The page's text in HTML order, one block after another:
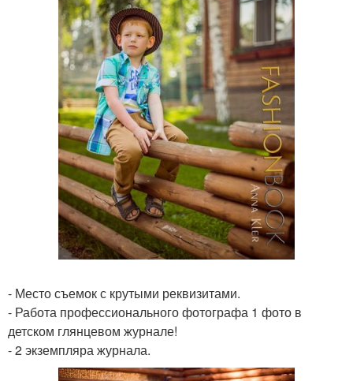
- Место съемок с крутыми реквизитами.
- Работа профессионального фотографа 1 фото в
детском глянцевом журнале!
- 2 экземпляра журнала.